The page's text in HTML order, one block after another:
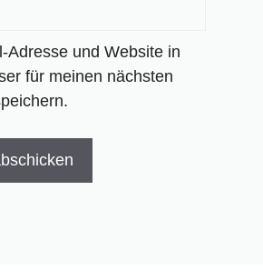
Adresse und Website in
für meinen nächsten